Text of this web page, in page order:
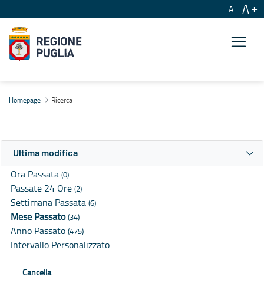
A A
Homepage Ricerca
Ultima modifica
Ora Passata (0)
Passate 24 Ore (2)
Settimana Passata (6)
Mese Passato(34)
Anno Passato (475)
Intervallo Personalizzato…
Cancella